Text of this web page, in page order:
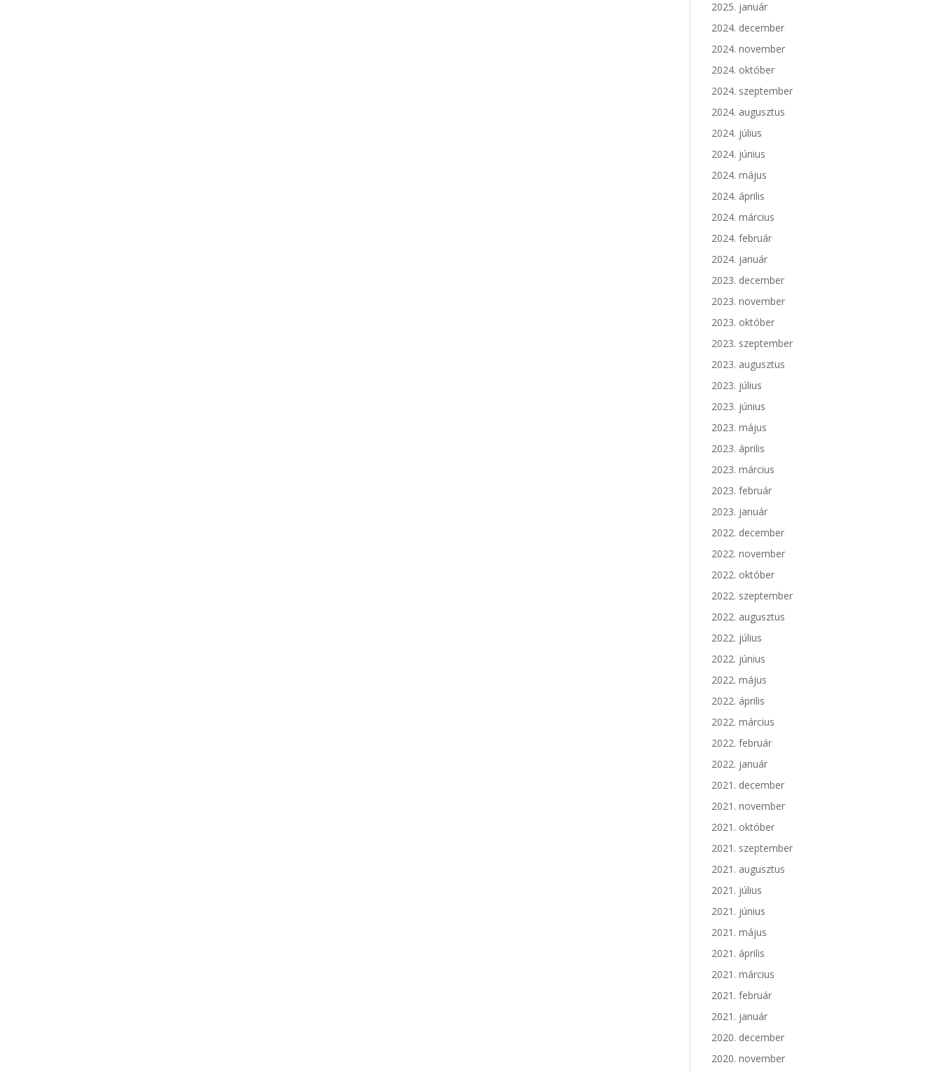
2025. január
2024. december
2024. november
2024. október
2024. szeptember
2024. augusztus
2024. július
2024. június
2024. május
2024. április
2024. március
2024. február
2024. január
2023. december
2023. november
2023. október
2023. szeptember
2023. augusztus
2023. július
2023. június
2023. május
2023. április
2023. március
2023. február
2023. január
2022. december
2022. november
2022. október
2022. szeptember
2022. augusztus
2022. július
2022. június
2022. május
2022. április
2022. március
2022. február
2022. január
2021. december
2021. november
2021. október
2021. szeptember
2021. augusztus
2021. július
2021. június
2021. május
2021. április
2021. március
2021. február
2021. január
2020. december
2020. november